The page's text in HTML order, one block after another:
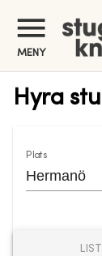
MENY
Hyra
Plats